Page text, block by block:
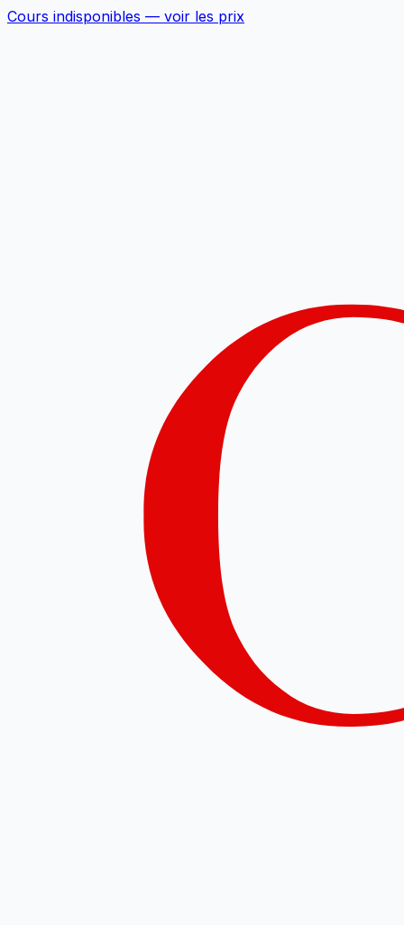
Cours indisponibles — voir les prix